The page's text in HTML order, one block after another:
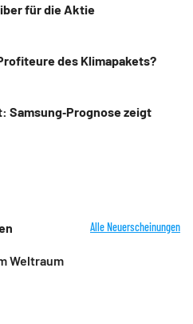
für die Aktie
des Klimapakets?
Samsung‑Prognose zeigt
Alle Neuerscheinungen
Weltraum